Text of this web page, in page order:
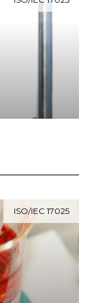
ISO/IEC 17025